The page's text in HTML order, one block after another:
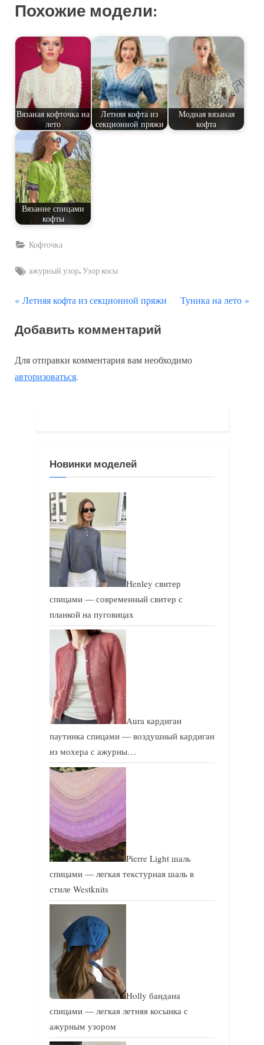
Похожие модели:
Вязаная кофточка на
лето
Летняя кофта из
секционной пряжи
Модная вязаная
кофта
Вязание спицами
кофты
Кофточка
Tags:
ажурный узор,Узор косы
Навигация
по
записям
П
е
ы
д
Летняя кофта из секционной пряжи
С
у
Туника на лето
Добавить комментарий
Для отправки комментария вам необходимо
авторизоваться.
Новинки моделей
Henley свитер
спицами — современный свитер с
планкой на пуговицах
Aura кардиган
паутинка спицами — воздушный кардиган
из мохера с ажурны…
Pierre Light шаль
спицами — легкая текстурная шаль в
стиле Westknits
Holly бандана
спицами — легкая летняя косынка с
ажурным узором